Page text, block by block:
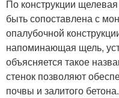
По конструкции
быть сопоставлена с
опалубочной
напоминающая щель,
объясняется такое
стенок позволяют
почвы и залитого бетона.